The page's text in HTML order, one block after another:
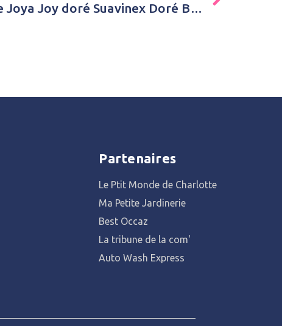
Achat Attache sucette Joya Joy doré Suavinex Doré Bébé
Partenaires
Le Ptit Monde de Charlotte
Ma Petite Jardinerie
Best Occaz
La tribune de la com'
Auto Wash Express